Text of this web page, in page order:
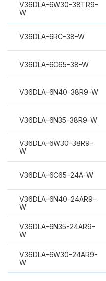
V36DLA-6W30-38TR9-
W
V36DLA-6RC-38-W
V36DLA-6C65-38-W
V36DLA-6N40-38R9-W
V36DLA-6N35-38R9-W
V36DLA-6W30-38R9-
W
V36DLA-6C65-24A-W
V36DLA-6N40-24AR9-
W
V36DLA-6N35-24AR9-
W
V36DLA-6W30-24AR9-
W